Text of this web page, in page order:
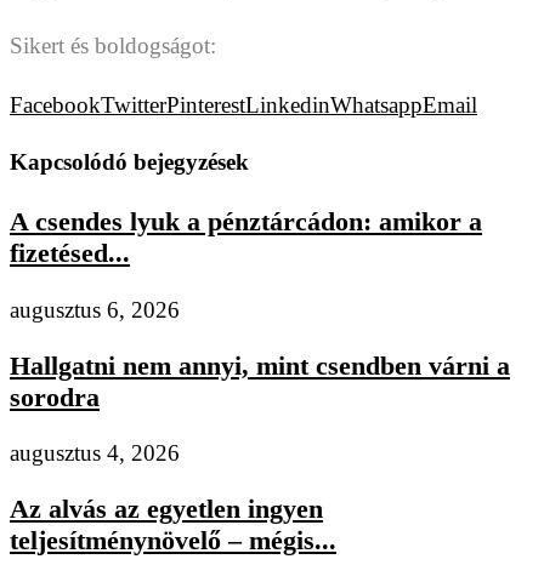
Sikert és boldogságot:
FacebookTwitterPinterestLinkedinWhatsappEmail
Kapcsolódó bejegyzések
A csendes lyuk a pénztárcádon: amikor a
fizetésed...
augusztus 6, 2026
Hallgatni nem annyi, mint csendben várni a
sorodra
augusztus 4, 2026
Az alvás az egyetlen ingyen
teljesítménynövelő – mégis...